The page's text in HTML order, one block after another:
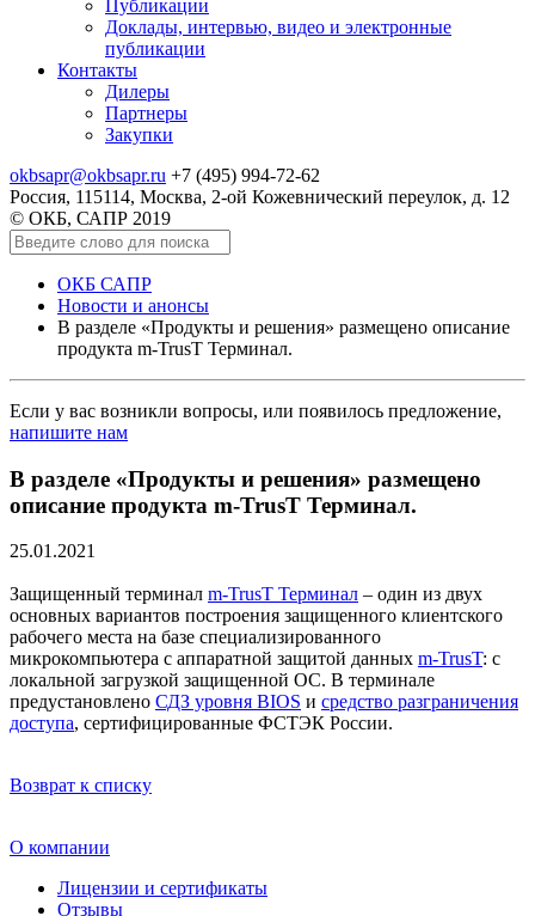
Публикации
Доклады, интервью, видео и электронные
публикации
Контакты
Дилеры
Партнеры
Закупки
okbsapr@okbsapr.ru +7 (495) 994-72-62
Россия, 115114, Москва, 2-ой Кожевнический переулок, д. 12
© ОКБ, САПР 2019
ОКБ САПР
Новости и анонсы
В разделе «Продукты и решения» размещено описание
продукта m-TrusT Терминал.
Если у вас возникли вопросы, или появилось предложение,
напишите нам
В разделе «Продукты и решения» размещено
описание продукта m-TrusT Терминал.
25.01.2021
Защищенный терминал m-TrusT Терминал – один из двух
основных вариантов построения защищенного клиентского
рабочего места на базе специализированного
микрокомпьютера с аппаратной защитой данных m-TrusT: с
локальной загрузкой защищенной OC. В терминале
предустановлено СДЗ уровня BIOS и средство разграничения
доступа, сертифицированные ФСТЭК России.
Возврат к списку
О компании
Лицензии и сертификаты
Отзывы